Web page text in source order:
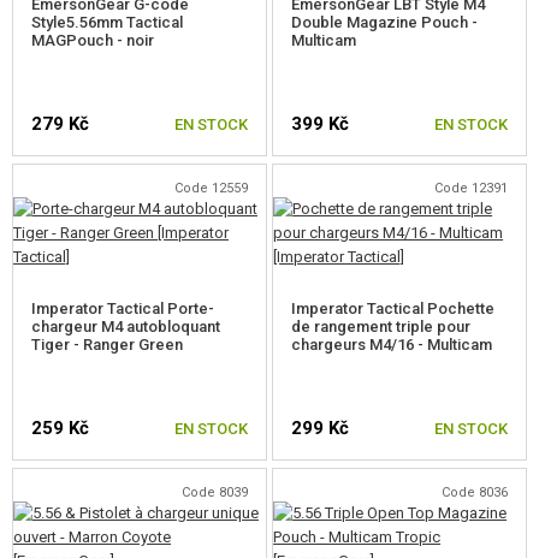
AUTRES ACCESSOIRES
ACCESSOIRES POUR RÉPLIQUE
PIECE DE RECHANGE, UPGRADE
SERVICE ET MAINTENANCE D'RÉPLIQUE
OUTDOOR, BUSHCRAFT
PANIERS-REPAS
EmersonGear G-code
Style5.56mm Tactical
MAGPouch - noir
279 Kč EN STOCK
EmersonGear LBT Style M4
Double Magazine Pouch -
Multicam
399 Kč EN STOCK
Code 12559
Imperator Tactical Porte-
chargeur M4 autobloquant
Tiger - Ranger Green
259 Kč EN STOCK
Code 12391
Imperator Tactical Pochette
de rangement triple pour
chargeurs M4/16 - Multicam
299 Kč EN STOCK
Code 8039 Code 8036